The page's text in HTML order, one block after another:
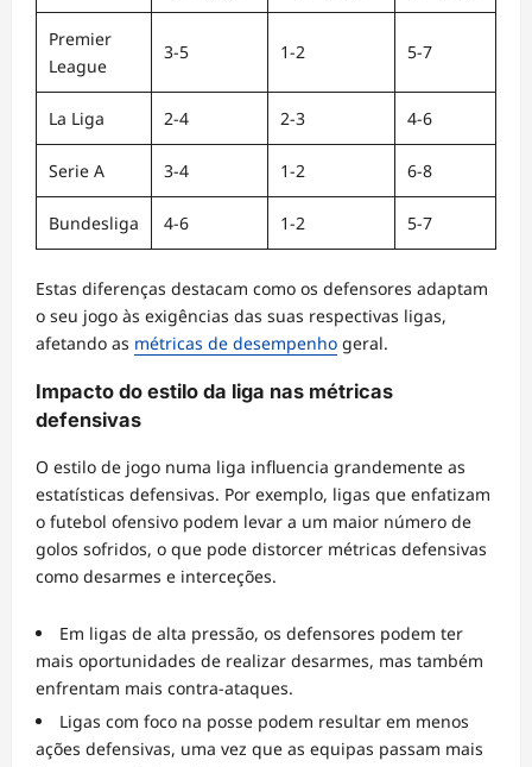
Premier
League
3-5 1-2 5-7
La Liga 2-4 2-3 4-6
Serie A 3-4 1-2 6-8
Bundesliga 4-6 1-2 5-7
Estas diferenças destacam como os defensores adaptam
o seu jogo às exigências das suas respectivas ligas,
afetando as métricas de desempenho geral.
Impacto do estilo da liga nas métricas
defensivas
O estilo de jogo numa liga influencia grandemente as
estatísticas defensivas. Por exemplo, ligas que enfatizam
o futebol ofensivo podem levar a um maior número de
golos sofridos, o que pode distorcer métricas defensivas
como desarmes e interceções.
Em ligas de alta pressão, os defensores podem ter
mais oportunidades de realizar desarmes, mas também
enfrentam mais contra-ataques.
Ligas com foco na posse podem resultar em menos
ações defensivas, uma vez que as equipas passam mais